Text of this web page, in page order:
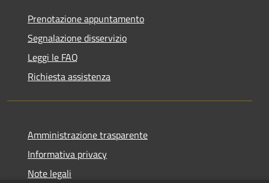
Prenotazione appuntamento
Segnalazione disservizio
Leggi le FAQ
Richiesta assistenza
Amministrazione trasparente
Informativa privacy
Note legali